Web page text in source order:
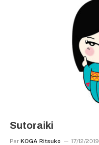
Sutoraiki
Par KOGA Ritsuko 17/12/2019